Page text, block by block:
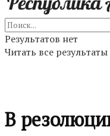
Результатов нет
Читать все результаты
В